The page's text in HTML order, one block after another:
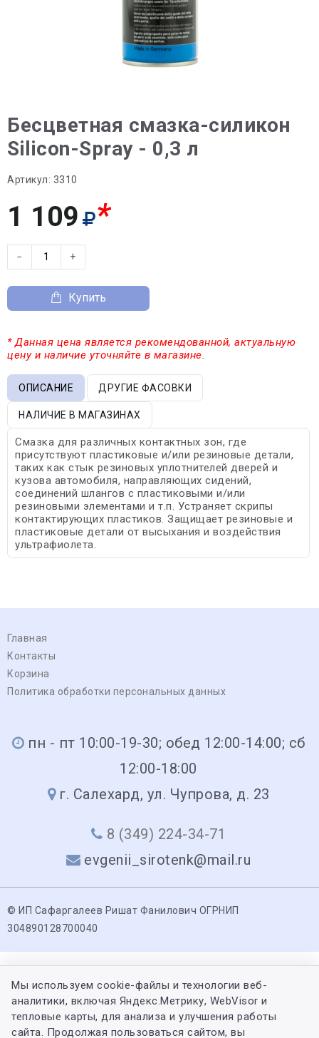
Бесцветная смазка-силикон
Silicon-Spray - 0,3 л
Артикул: 3310
1 109 *
− +
Купить
* Данная цена является рекомендованной, актуальную
цену и наличие уточняйте в магазине.
ОПИСАНИЕ ДРУГИЕ ФАСОВКИ
НАЛИЧИЕ В МАГАЗИНАХ
Смазка для различных контактных зон, где
присутствуют пластиковые и/или резиновые детали,
таких как стык резиновых уплотнителей дверей и
кузова автомобиля, направляющих сидений,
соединений шлангов с пластиковыми и/или
резиновыми элементами и т.п. Устраняет скрипы
контактирующих пластиков. Защищает резиновые и
пластиковые детали от высыхания и воздействия
ультрафиолета.
Главная
Контакты
Корзина
Политика обработки персональных данных
пн - пт 10:00-19-30; обед 12:00-14:00; сб
12:00-18:00
г. Салехард, ул. Чупрова, д. 23
8 (349) 224-34-71
evgenii_sirotenk@mail.ru
© ИП Сафаргалеев Ришат Фанилович ОГРНИП
304890128700040
Мы используем cookie-файлы и технологии веб-
аналитики, включая Яндекс.Метрику, WebVisor и
тепловые карты, для анализа и улучшения работы
сайта. Продолжая пользоваться сайтом, вы